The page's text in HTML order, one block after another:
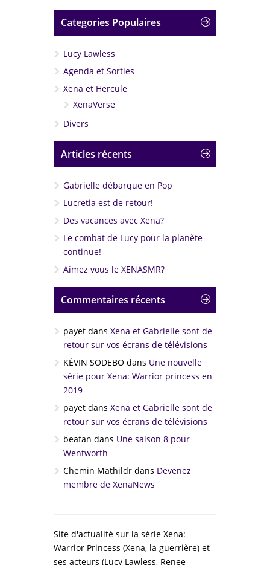
Categories Populaires
Lucy Lawless
Agenda et Sorties
Xena et Hercule
XenaVerse
Divers
Articles récents
Gabrielle débarque en Pop
Lucretia est de retour!
Des vacances avec Xena?
Le combat de Lucy pour la planète
continue!
Aimez vous le XENASMR?
Commentaires récents
payet dans Xena et Gabrielle sont de
retour sur vos écrans de télévisions
KÉVIN SODEBO dans Une nouvelle
série pour Xena: Warrior princess en
2019
payet dans Xena et Gabrielle sont de
retour sur vos écrans de télévisions
beafan dans Une saison 8 pour
Wentworth
Chemin Mathildr dans Devenez
membre de XenaNews
Site d'actualité sur la série Xena:
Warrior Princess (Xena, la guerrière) et
ses acteurs (Lucy Lawless, Renee